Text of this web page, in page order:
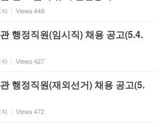
Views448
행정직원(임시직) 채용 공고(5.4.
Views427
행정직원(재외선거) 채용 공고(5.
Views472